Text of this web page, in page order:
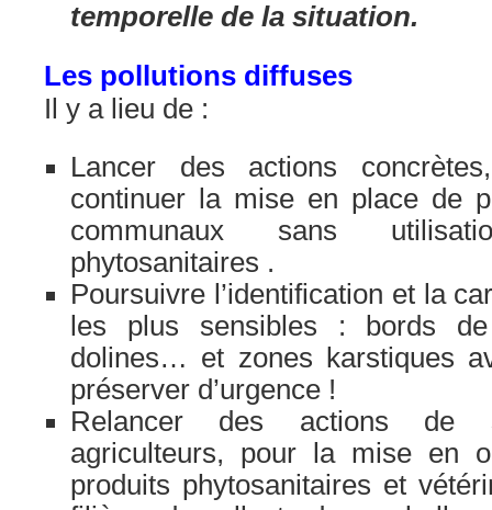
temporelle de la situation.
Les pollutions diffuses
Il y a lieu de :
Lancer des actions
continuer la mise en place de
communaux sans
phytosanitaires .
Poursuivre l’identification et la
les plus sensibles : bords
dolines… et zones karstiques
préserver d’urgence !
Relancer des actions de
agriculteurs, pour la mise en
produits phytosanitaires et